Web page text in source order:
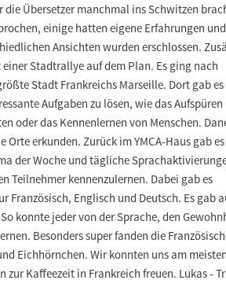
die Übersetzer manchmal ins Schwitzen
einige hatten eigene Erfahrungen und
Ansichten wurden erschlossen.
Stadtrallye auf dem Plan. Es ging nach
Stadt Frankreichs Marseille. Dort gab
Aufgaben zu lösen, wie das Aufspüren
oder das Kennenlernen von Menschen.
erkunden. Zurück im YMCA-Haus gab es
der Woche und tägliche
Teilnehmer kennenzulernen. Dabei gab es
Französisch, Englisch und Deutsch. Es gab
konnte jeder von der Sprache, den
Besonders super fanden die
Eichhörnchen. Wir konnten uns am
zur Kaffeezeit in Frankreich freuen. Lukas -